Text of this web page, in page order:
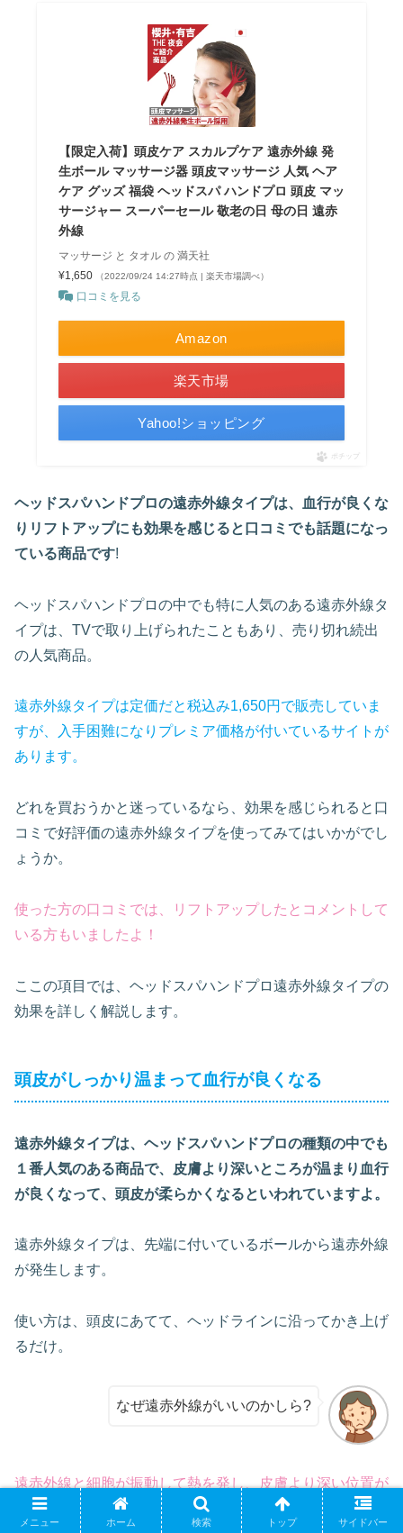
【限定入荷】頭皮ケア スカルプケア 遠赤外線 発
生ボール マッサージ器 頭皮マッサージ 人気 ヘア
ケア グッズ 福袋 ヘッドスパ ハンドプロ 頭皮 マッ
サージャー スーパーセール 敬老の日 母の日 遠赤
外線
マッサージ と タオル の 満天社
¥1,650
（2022/09/24 14:27時点 | 楽天市場調べ）
口コミを見る
Amazon
楽天市場
Yahoo!ショッピング
ポチップ
ヘッドスパハンドプロの遠赤外線タイプは、血行が良くな
りリフトアップにも効果を感じると口コミでも話題になっ
ている商品です!
ヘッドスパハンドプロの中でも特に人気のある遠赤外線タ
イプは、TVで取り上げられたこともあり、売り切れ続出
の人気商品。
遠赤外線タイプは定価だと税込み1,650円で販売していま
すが、入手困難になりプレミア価格が付いているサイトが
あります。
どれを買おうかと迷っているなら、効果を感じられると口
コミで好評価の遠赤外線タイプを使ってみてはいかがでし
ょうか。
使った方の口コミでは、リフトアップしたとコメントして
いる方もいましたよ！
ここの項目では、ヘッドスパハンドプロ遠赤外線タイプの
効果を詳しく解説します。
頭皮がしっかり温まって血行が良くなる
遠赤外線タイプは、ヘッドスパハンドプロの種類の中でも
１番人気のある商品で、皮膚より深いところが温まり血行
が良くなって、頭皮が柔らかくなるといわれていますよ。
遠赤外線タイプは、先端に付いているボールから遠赤外線
が発生します。
使い方は、頭皮にあてて、ヘッドラインに沿ってかき上げ
るだけ。
なぜ遠赤外線がいいのかしら?
遠赤外線と細胞が振動して熱を発し、皮膚より深い位置が
温められ、血行がよくなるなどの効果が期待できるといわ
メニュー ホーム 検索 トップ サイドバー